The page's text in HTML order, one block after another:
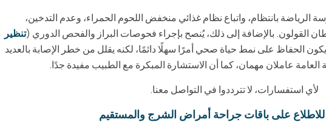
الرياضة بانتظام، واتباع نظام غذائي منخفض اللحوم الحمراء، وعدم التدخين،
القولون. بالإضافة إلى ذلك، يُنصح بإجراء فحوصات البراز والفحص الدوري (تنظير
الحفاظ على نمط حياة صحي أمرًا سهلًا دائمًا، لكنه يقلل من خطر الإصابة بالعديد
عاملان مهمان، كما أن الاستشارة المبكرة مع الطبيب مفيدة جدًا.
لأي استفسارات، لا تترددوا في التواصل معنا.
على باقات جراحة أمراض الشرج والمستقيم